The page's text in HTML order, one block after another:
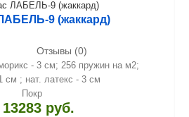
9 (жаккард)
Отзывы (0)
- 3 см; 256 пружин на м2;
см ; нат. латекс - 3 см
Покр
13283 руб.